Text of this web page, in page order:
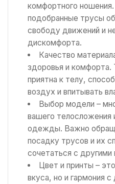
комфортного
подобранные трусы
свободу движений и
дискомфорта.
Качество
здоровья и
приятна к телу,
воздух и впитывать
Выбор модели –
вашего телосложения
одежды. Важно
посадку трусов и их
сочетаться с
Цвет и принты –
вкуса, но и гармония